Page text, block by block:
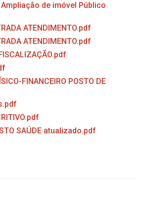
de imóvel Público
ATENDIMENTO.pdf
ATENDIMENTO.pdf
FINANCEIRO POSTO DE
SAÚDE atualizado.pdf